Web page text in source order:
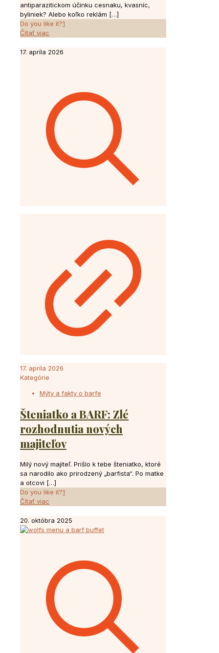
antiparazitickom účinku cesnaku, kvasníc,
byliniek? Alebo koľko reklám […]
Do you like it?1
Čítať viac
17. apríla 2026
17. apríla 2026
Kategórie
Mýty a fakty o barfe
Šteniatko a BARF: Zlé
rozhodnutia nových
majiteľov
Milý nový majiteľ. Prišlo k tebe šteniatko, ktoré
sa narodilo ako prirodzený „barfista“. Po matke
a otcovi […]
Do you like it?1
Čítať viac
20. októbra 2025